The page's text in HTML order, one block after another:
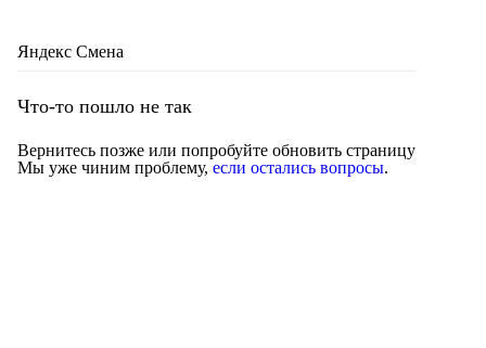
Яндекс Смена
Что-то пошло не так
Вернитесь позже или попробуйте обновить страницу
Мы уже чиним проблему, если остались вопросы.